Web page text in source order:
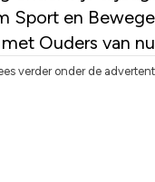
Sport en
Ouders van
verder onder de